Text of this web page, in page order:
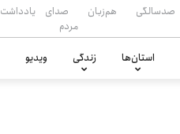
صدسالگی هم‌زبان
صدای
مردم
یادداشت
استان‌ها زندگی ویدیو